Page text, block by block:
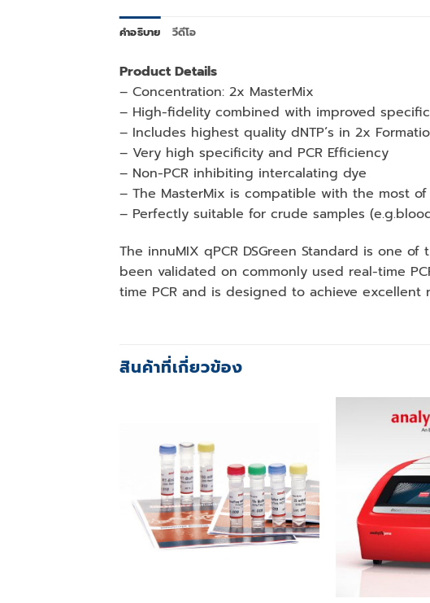
คำอธิบาย วีดีโอ
Product Details
– Concentration: 2x MasterMix
– High-fidelity combined with improved
– Includes highest quality dNTP´s in 2x
– Very high specificity and PCR Efficiency
– Non-PCR inhibiting intercalating dye
– The MasterMix is compatible with the most
– Perfectly suitable for crude samples
The innuMIX qPCR DSGreen Standard is one
been validated on commonly used real-time
time PCR and is designed to achieve
สินค้าที่เกี่ยวข้อง